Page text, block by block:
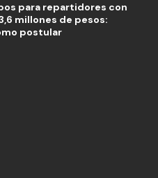
para repartidores con
millones de pesos:
postular